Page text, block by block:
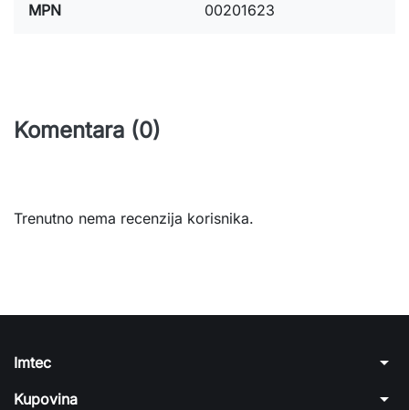
MPN 00201623
Komentara (0)
Trenutno nema recenzija korisnika.
Imtec arrow_drop_down
Kupovina arrow_drop_down